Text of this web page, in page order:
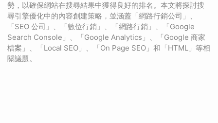
勢，以確保網站在搜尋結果中獲得良好的排名。本文將探討搜
尋引擎優化中的內容創建策略，並涵蓋「網路行銷公司」、
「SEO 公司」、「數位行銷」、「網路行銷」、「Google
Search Console」、「Google Analytics」、「Google 商家
檔案」、「Local SEO」、「On Page SEO」和「HTML」等相
關議題。